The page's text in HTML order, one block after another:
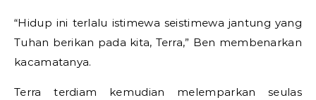
“Hidup ini terlalu istimewa seistimewa jantung yang
Tuhan berikan pada kita, Terra,” Ben membenarkan
kacamatanya.
Terra terdiam kemudian melemparkan seulas